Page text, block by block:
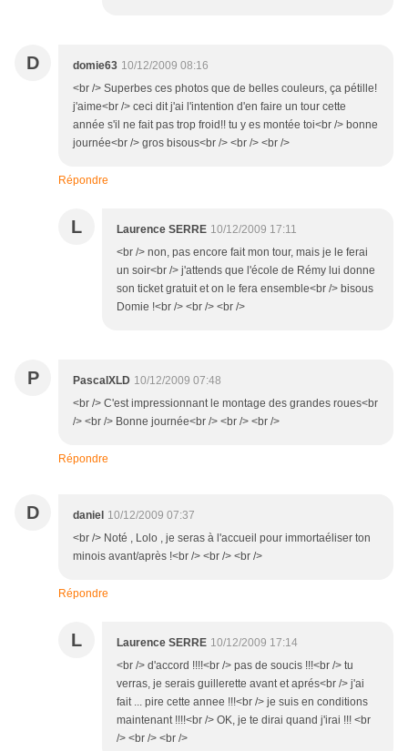
D domie63 10/12/2009 08:16
<br /> Superbes ces photos que de belles couleurs, ça pétille!
j'aime<br /> ceci dit j'ai l'intention d'en faire un tour cette
année s'il ne fait pas trop froid!! tu y es montée toi<br /> bonne
journée<br /> gros bisous<br /> <br /> <br />
Répondre
L Laurence SERRE 10/12/2009 17:11
<br /> non, pas encore fait mon tour, mais je le ferai
un soir<br /> j'attends que l'école de Rémy lui donne
son ticket gratuit et on le fera ensemble<br /> bisous
Domie !<br /> <br /> <br />
P PascalXLD 10/12/2009 07:48
<br /> C'est impressionnant le montage des grandes roues<br
/> <br /> Bonne journée<br /> <br /> <br />
Répondre
D daniel 10/12/2009 07:37
<br /> Noté , Lolo , je seras à l'accueil pour immortaéliser ton
minois avant/après !<br /> <br /> <br />
Répondre
L Laurence SERRE 10/12/2009 17:14
<br /> d'accord !!!!<br /> pas de soucis !!!<br /> tu
verras, je serais guillerette avant et aprés<br /> j'ai
fait ... pire cette annee !!!<br /> je suis en conditions
maintenant !!!!<br /> OK, je te dirai quand j'irai !!! <br
/> <br /> <br />